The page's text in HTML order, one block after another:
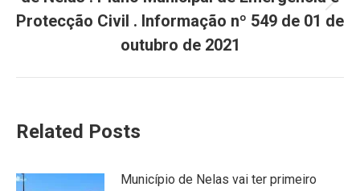
Next
post:
Protecção Civil . Informação nº 549 de 01 de
outubro de 2021
Related Posts
Município de Nelas vai ter primeiro